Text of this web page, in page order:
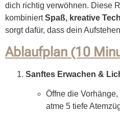
dich richtig verwöhnen. Diese
kombiniertSpaß, kreative
sorgt dafür, dass dein
Ablaufplan (10
Sanftes Erwachen &
Öffne die
atme 5 tiefe